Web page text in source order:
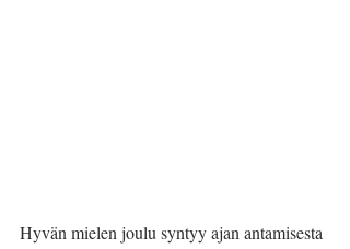
Hyvän mielen joulu syntyy ajan antamisesta